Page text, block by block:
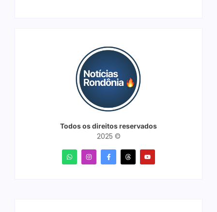
Todos os direitos reservados
2025 ©